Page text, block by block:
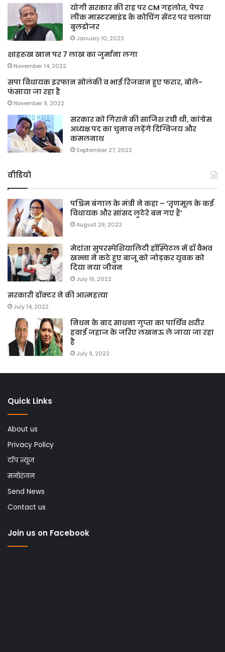
योगी सरकार की राह पर CM गहलोत, पेपर
लीक मास्टरमाइंड के कोचिंग सेंटर पर चलाया
बुलडोजर
January 10, 2023
शाहरुख खान पर 7 लाख का जुर्माना लगा
November 14, 2022
सपा विधायक इरफान सोलंकी व भाई रिजवान हुए फरार, बोले-
फंसाया जा रहा है
November 9, 2022
सरकार को गिराने की साजिश रची थी, कांग्रेस
अध्यक्ष पद का चुनाव लड़ेंगे दिग्विजय और
कमलनाथ
September 27, 2022
वीडियो
पश्चिम बंगाल के मंत्री ने कहा – ‘तृणमूल के कई
विधायक और सांसद लुटेरे बन गए हैं’
August 29, 2022
मेदांता सुपरस्पेशियालिटी हॉस्पिटल में डॉ वैभव
खन्ना ने कटे हुए बाजू को जोड़कर युवक को
दिया नया जीवन
July 19, 2022
सरकारी डॉक्टर ने की आत्महत्या
July 14, 2022
निधन के बाद साधना गुप्ता का पार्थिव शरीर
हवाई जहाज के जरिए लखनऊ ले जाया जा रहा
है
July 9, 2022
Quick Links
About us
Privacy Policy
टॉप न्यूज
मनोरंजन
Send News
Contact us
Join us on Facebook